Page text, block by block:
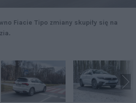
Fiacie Tipo zmiany skupiły się na